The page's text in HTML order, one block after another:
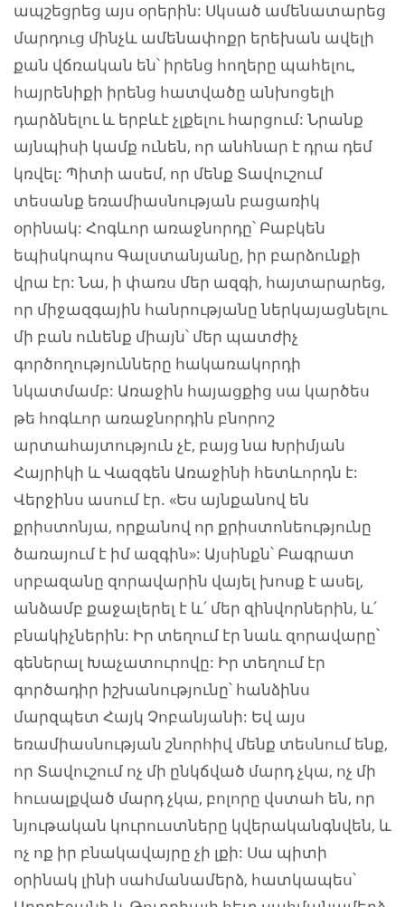
ապշեցրեց այս օրերին: Սկսած ամենատարեց
մարդուց մինչև ամենափոքր երեխան ավելի
քան վճռական են՝ իրենց հողերը պահելու,
հայրենիքի իրենց հատվածը անխոցելի
դարձնելու և երբևէ չլքելու հարցում: Նրանք
այնպիսի կամք ունեն, որ անհնար է դրա դեմ
կռվել: Պիտի ասեմ, որ մենք Տավուշում
տեսանք եռամիասնության բացառիկ
օրինակ: Հոգևոր առաջնորդը՝ Բաբկեն
եպիսկոպոս Գալստանյանը, իր բարձունքի
վրա էր: Նա, ի փառս մեր ազգի, հայտարարեց,
որ միջազգային հանրությանը ներկայացնելու
մի բան ունենք միայն՝ մեր պատժիչ
գործողությունները հակառակորդի
նկատմամբ: Առաջին հայացքից սա կարծես
թե հոգևոր առաջնորդին բնորոշ
արտահայտություն չէ, բայց նա Խրիմյան
Հայրիկի և Վազգեն Առաջինի հետևորդն է:
Վերջինս ասում էր. «Ես այնքանով են
քրիստոնյա, որքանով որ քրիստոնեությունը
ծառայում է իմ ազգին»: Այսինքն՝ Բագրատ
սրբազանը զորավարին վայել խոսք է ասել,
անձամբ քաջալերել է և՛ մեր զինվորներին, և՛
բնակիչներին: Իր տեղում էր նաև զորավարը՝
գեներալ Խաչատուրովը: Իր տեղում էր
գործադիր իշխանությունը՝ հանձինս
մարզպետ Հայկ Չոբանյանի: Եվ այս
եռամիասնության շնորհիվ մենք տեսնում ենք,
որ Տավուշում ոչ մի ընկճված մարդ չկա, ոչ մի
հուսալքված մարդ չկա, բոլորը վստահ են, որ
նյութական կուրուստները կվերականգնվեն, և
ոչ ոք իր բնակավայրը չի լքի: Սա պիտի
օրինակ լինի սահմանամերձ, հատկապես՝